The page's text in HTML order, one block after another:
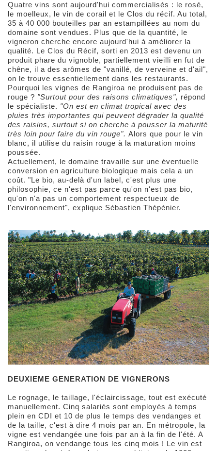
Quatre vins sont aujourd'hui commercialisés : le rosé,
le moelleux, le vin de corail et le Clos du récif. Au total,
35 à 40 000 bouteilles par an estampillées au nom du
domaine sont vendues. Plus que de la quantité, le
vigneron cherche encore aujourd'hui à améliorer la
qualité. Le Clos du Récif, sorti en 2013 est devenu un
produit phare du vignoble, partiellement vieilli en fut de
chêne, il a des arômes de "vanillé, de verveine et d'ail",
on le trouve essentiellement dans les restaurants.
Pourquoi les vignes de Rangiroa ne produisent pas de
rouge ? "Surtout pour des raisons climatiques", répond
le spécialiste. "On est en climat tropical avec des
pluies très importantes qui peuvent dégrader la qualité
des raisins, surtout si on cherche à pousser la maturité
très loin pour faire du vin rouge". Alors que pour le vin
blanc, il utilise du raisin rouge à la maturation moins
poussée.
Actuellement, le domaine travaille sur une éventuelle
conversion en agriculture biologique mais cela a un
coût. "Le bio, au-delà d'un label, c'est plus une
philosophie, ce n'est pas parce qu'on n'est pas bio,
qu'on n'a pas un comportement respectueux de
l'environnement", explique Sébastien Thépénier.
DEUXIEME GENERATION DE VIGNERONS
Le rognage, le taillage, l'éclaircissage, tout est exécuté
manuellement. Cinq salariés sont employés à temps
plein en CDI et 10 de plus le temps des vendanges et
de la taille, c'est à dire 4 mois par an. En métropole, la
vigne est vendangée une fois par an à la fin de l'été. A
Rangiroa, on vendange tous les cinq mois ! Le vin est